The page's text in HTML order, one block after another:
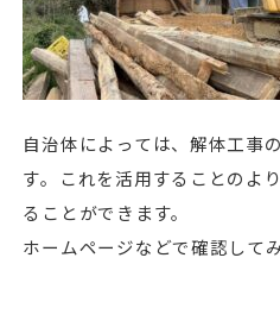
自治体によっては、解体工事
す。これを活用することのよ
ることができます。
ホームページなどで確認して